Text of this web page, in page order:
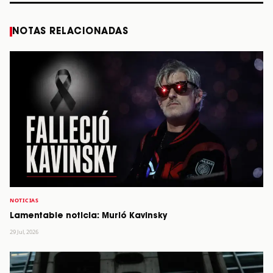
NOTAS RELACIONADAS
NOTICIAS
Lamentable noticia: Murió Kavinsky
29 Jul, 2026